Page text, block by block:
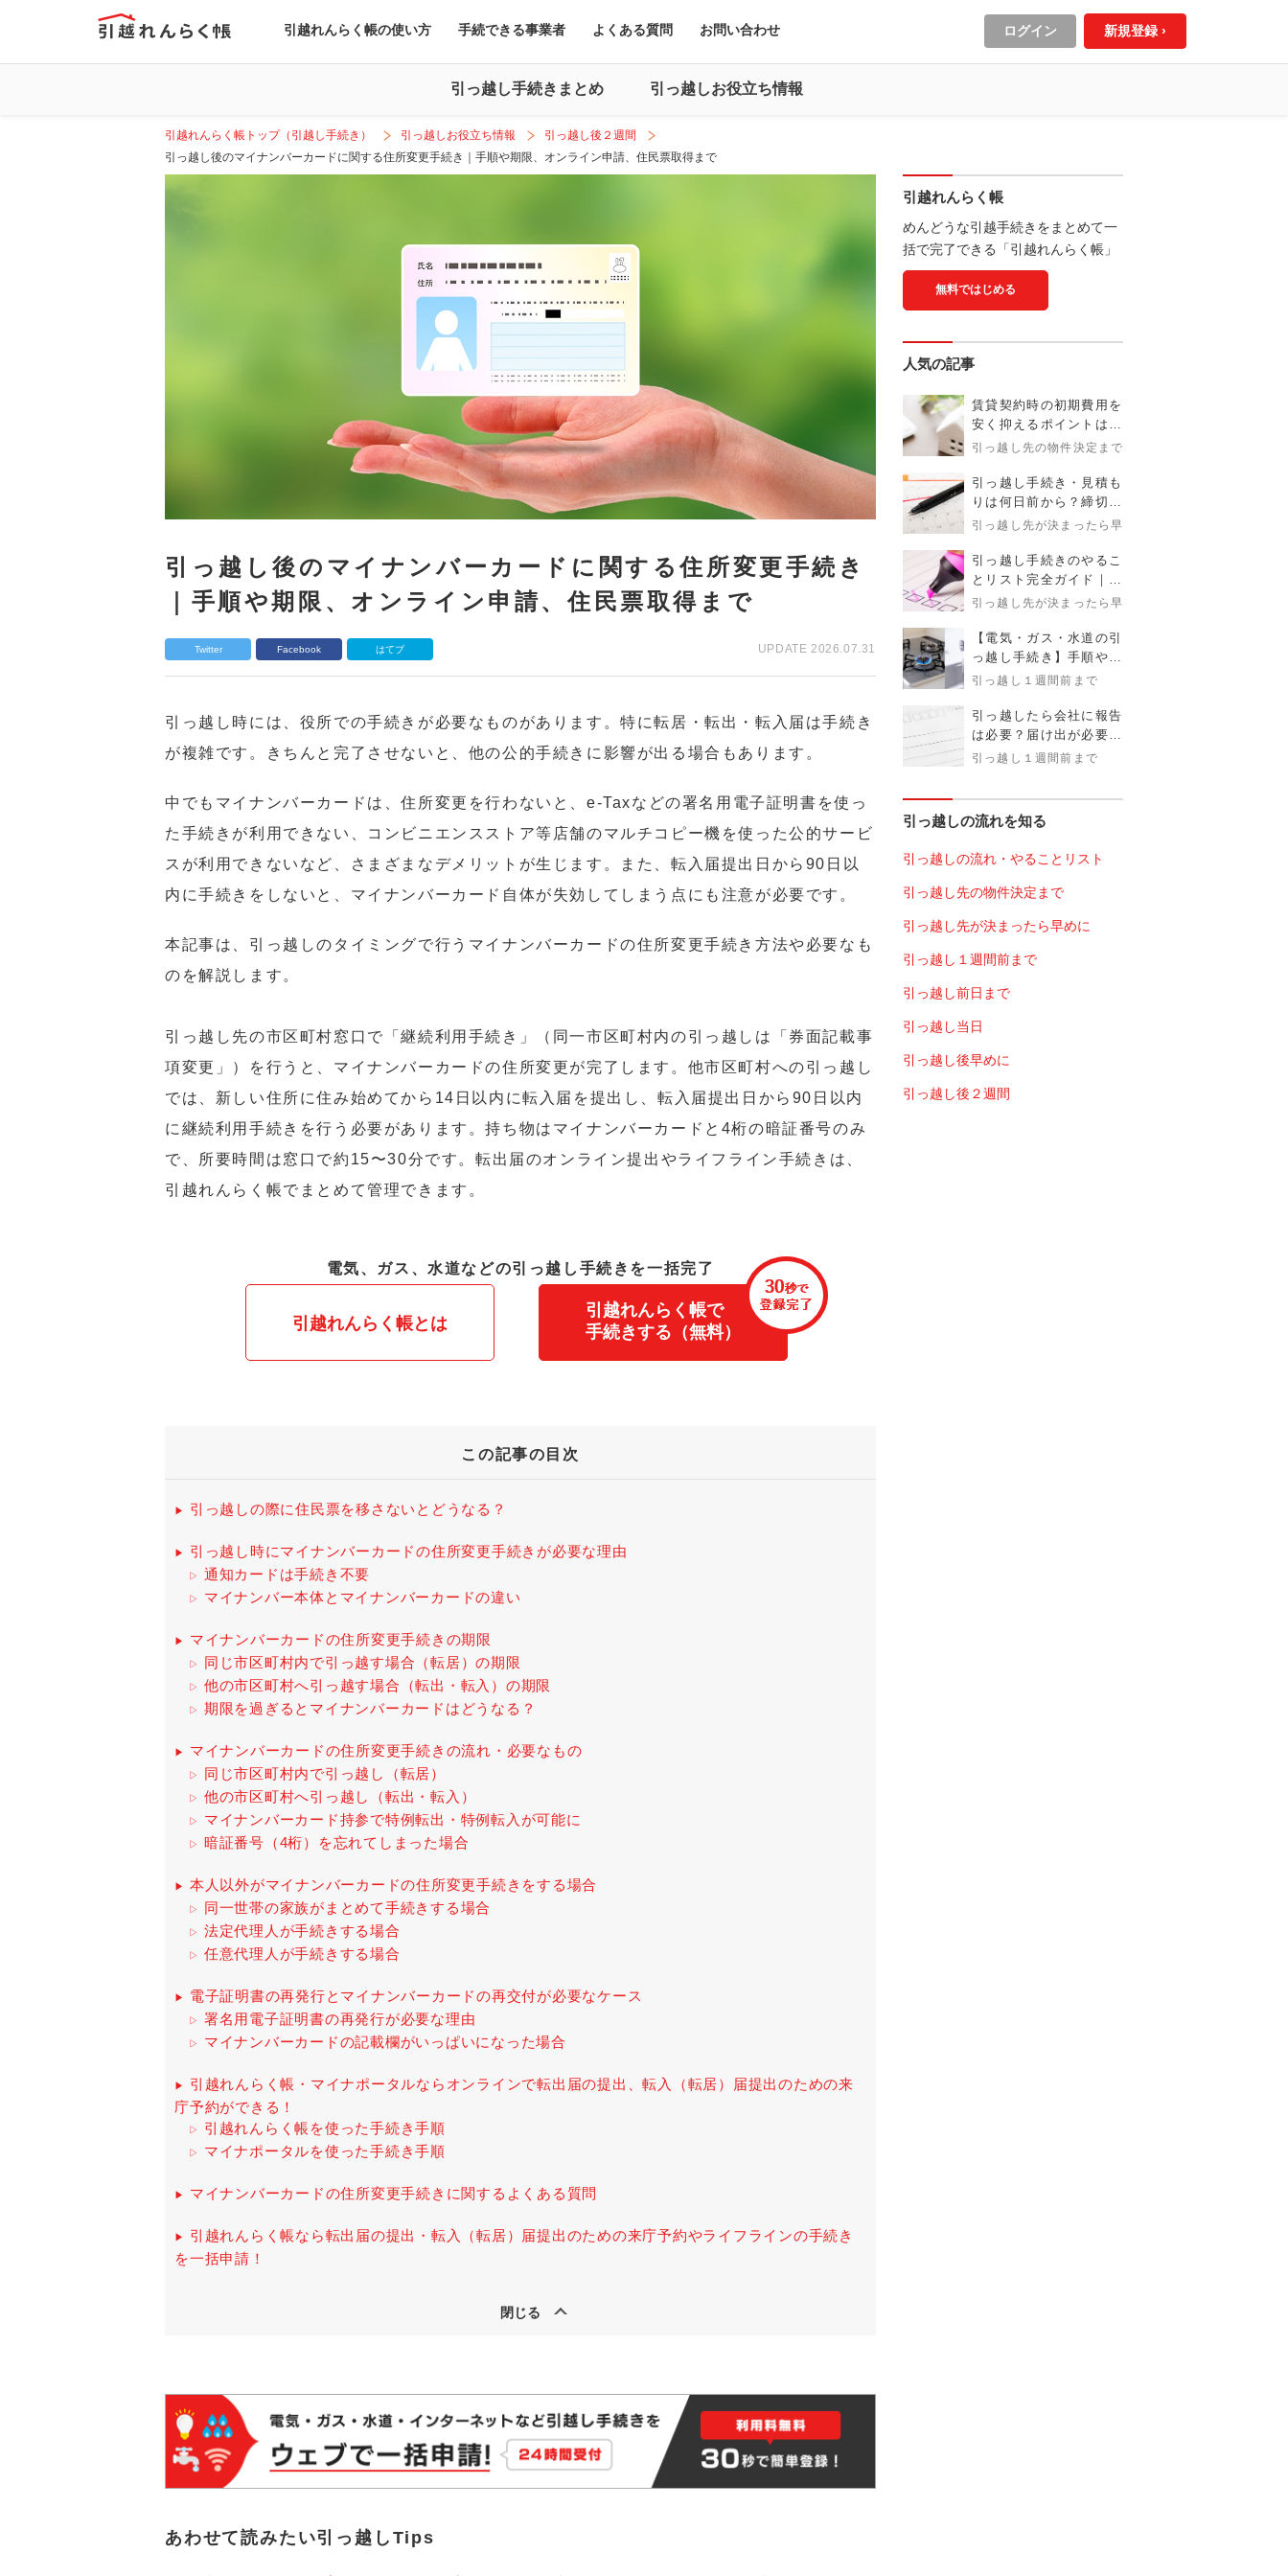
引越れんらく帳の使い方 手続できる事業者 よくある質問 お問い合わせ ログイン 新規登録 ›
引っ越し手続きまとめ 引っ越しお役立ち情報
引越れんらく帳トップ（引越し手続き） 引っ越しお役立ち情報
引っ越し後２週間
引っ越し後のマイナンバーカードに関する住所変更手続き｜手順や期限、オンライン申請、住民票取得まで
引っ越し後のマイナンバーカードに関する住所変更手続き
｜手順や期限、オンライン申請、住民票取得まで
Twitter Facebook はてブ UPDATE 2026.07.31
引っ越し時には、役所での手続きが必要なものがあります。特に転居・転出・転入届は手続き
が複雑です。きちんと完了させないと、他の公的手続きに影響が出る場合もあります。
中でもマイナンバーカードは、住所変更を行わないと、e-Taxなどの署名用電子証明書を使っ
た手続きが利用できない、コンビニエンスストア等店舗のマルチコピー機を使った公的サービ
スが利用できないなど、さまざまなデメリットが生じます。また、転入届提出日から90日以
内に手続きをしないと、マイナンバーカード自体が失効してしまう点にも注意が必要です。
本記事は、引っ越しのタイミングで行うマイナンバーカードの住所変更手続き方法や必要なも
のを解説します。
引っ越し先の市区町村窓口で「継続利用手続き」（同一市区町村内の引っ越しは「券面記載事
項変更」）を行うと、マイナンバーカードの住所変更が完了します。他市区町村への引っ越し
では、新しい住所に住み始めてから14日以内に転入届を提出し、転入届提出日から90日以内
に継続利用手続きを行う必要があります。持ち物はマイナンバーカードと4桁の暗証番号のみ
で、所要時間は窓口で約15〜30分です。転出届のオンライン提出やライフライン手続きは、
引越れんらく帳でまとめて管理できます。
電気、ガス、水道などの引っ越し手続きを一括完了
引越れんらく帳とは
引越れんらく帳で
手続きする（無料）
この記事の目次
引っ越しの際に住民票を移さないとどうなる？
引っ越し時にマイナンバーカードの住所変更手続きが必要な理由
通知カードは手続き不要
マイナンバー本体とマイナンバーカードの違い
マイナンバーカードの住所変更手続きの期限
同じ市区町村内で引っ越す場合（転居）の期限
他の市区町村へ引っ越す場合（転出・転入）の期限
期限を過ぎるとマイナンバーカードはどうなる？
マイナンバーカードの住所変更手続きの流れ・必要なもの
同じ市区町村内で引っ越し（転居）
他の市区町村へ引っ越し（転出・転入）
マイナンバーカード持参で特例転出・特例転入が可能に
暗証番号（4桁）を忘れてしまった場合
本人以外がマイナンバーカードの住所変更手続きをする場合
同一世帯の家族がまとめて手続きする場合
法定代理人が手続きする場合
任意代理人が手続きする場合
電子証明書の再発行とマイナンバーカードの再交付が必要なケース
署名用電子証明書の再発行が必要な理由
マイナンバーカードの記載欄がいっぱいになった場合
引越れんらく帳・マイナポータルならオンラインで転出届の提出、転入（転居）届提出のための来
庁予約ができる！
引越れんらく帳を使った手続き手順
マイナポータルを使った手続き手順
マイナンバーカードの住所変更手続きに関するよくある質問
引越れんらく帳なら転出届の提出・転入（転居）届提出のための来庁予約やライフラインの手続き
を一括申請！
あわせて読みたい引っ越しTips
引越れんらく帳
めんどうな引越手続きをまとめて一
括で完了できる「引越れんらく帳」
無料ではじめる
人気の記事
賃貸契約時の初期費用を
安く抑えるポイントは？
金額目安とタイミングを
引っ越し先の物件決定まで
引っ越し手続き・見積も
りは何日前から？締切時
期まで完全ガイド
引っ越し先が決まったら早めに
引っ越し手続きのやるこ
とリスト完全ガイド｜タ
イミング・必要書類・注
引っ越し先が決まったら早めに
【電気・ガス・水道の引
っ越し手続き】手順や注
意点、疑問まで解説
引っ越し１週間前まで
引っ越したら会社に報告
は必要？届け出が必要な
理由とタイミング、伝え
引っ越し１週間前まで
引っ越しの流れを知る
引っ越しの流れ・やることリスト
引っ越し先の物件決定まで
引っ越し先が決まったら早めに
引っ越し１週間前まで
引っ越し前日まで
引っ越し当日
引っ越し後早めに
引っ越し後２週間